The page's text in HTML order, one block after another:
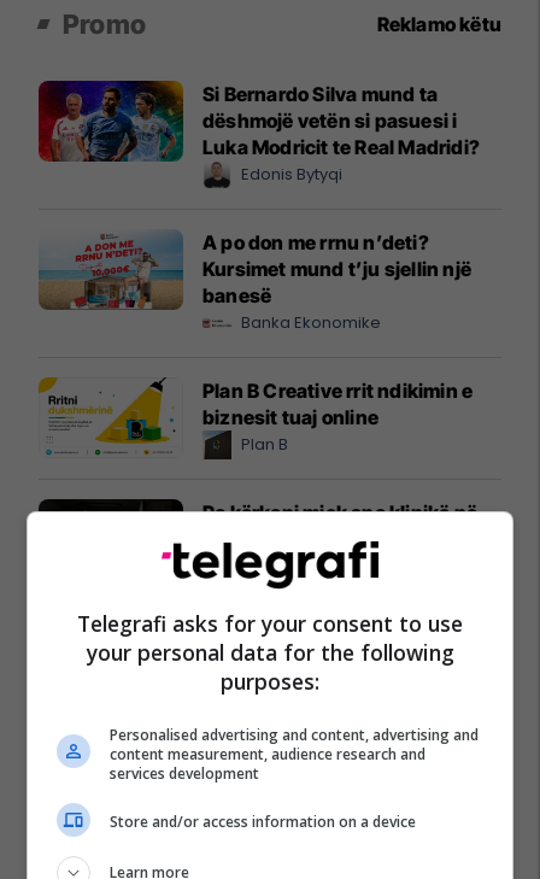
Promo Reklamo këtu
Si Bernardo Silva mund ta
dëshmojë vetën si pasuesi i
Luka Modricit te Real Madridi?
Edonis Bytyqi
A po don me rrnu n’deti?
Kursimet mund t’ju sjellin një
banesë
Banka Ekonomike
Plan B Creative rrit ndikimin e
biznesit tuaj online
Plan B
Po kërkoni mjek apo klinikë në
Kosovë? Njihuni me
GjejeMjekun.com
GjejeMjekun
Telegrafi asks for your consent to use
your personal data for the following
purposes:
Personalised advertising and content, advertising and
content measurement, audience research and
services development
Store and/or access information on a device
Learn more